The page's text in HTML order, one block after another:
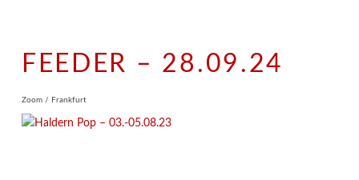
FEEDER – 28.09.24
Zoom / Frankfurt